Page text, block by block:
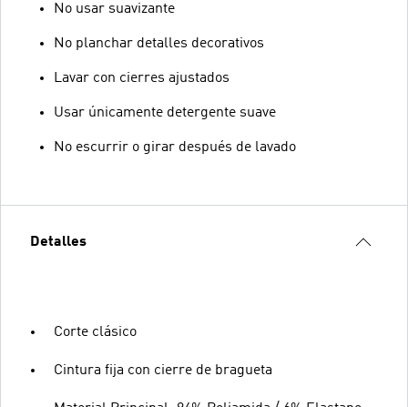
No usar suavizante
No planchar detalles decorativos
Lavar con cierres ajustados
Usar únicamente detergente suave
No escurrir o girar después de lavado
Detalles
Corte clásico
Cintura fija con cierre de bragueta